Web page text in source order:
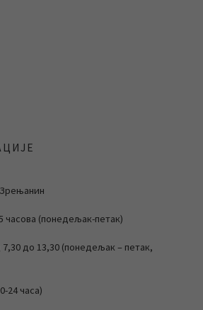
часова (понедељак-петак)
до 13,30 (понедељак – петак,
24 часа)